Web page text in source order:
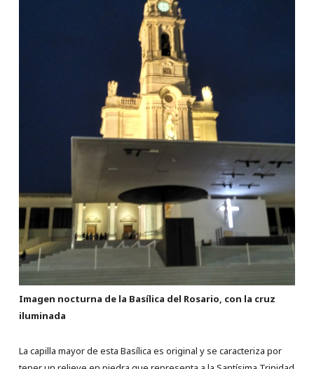
Imagen nocturna de la Basílica del Rosario, con la cruz
iluminada
La capilla mayor de esta Basílica es original y se caracteriza por